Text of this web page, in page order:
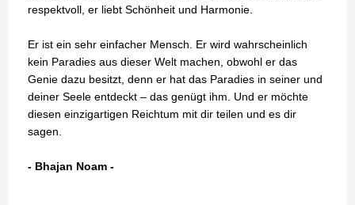
respektvoll, er liebt Schönheit und Harmonie.
Er ist ein sehr einfacher Mensch. Er wird wahrscheinlich
kein Paradies aus dieser Welt machen, obwohl er das
Genie dazu besitzt, denn er hat das Paradies in seiner und
deiner Seele entdeckt – das genügt ihm. Und er möchte
diesen einzigartigen Reichtum mit dir teilen und es dir
sagen.
- Bhajan Noam -